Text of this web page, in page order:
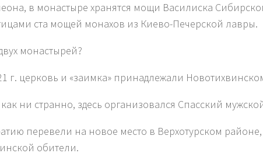
в монастыре хранятся мощи Василиска
ста мощей монахов из Киево-Печерской лавры.
монастырей?
г. церковь и «заимка» принадлежали
как ни странно, здесь организовался Спасский
перевели на новое место в Верхотурском
обители.